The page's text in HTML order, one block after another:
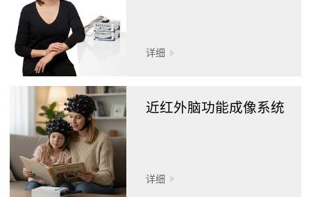
详细
近红外脑功能成像系统
详细